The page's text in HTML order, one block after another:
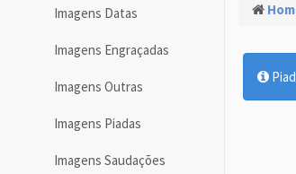
Imagens Datas
Imagens Engraçadas
Imagens Outras
Imagens Piadas
Imagens Saudações